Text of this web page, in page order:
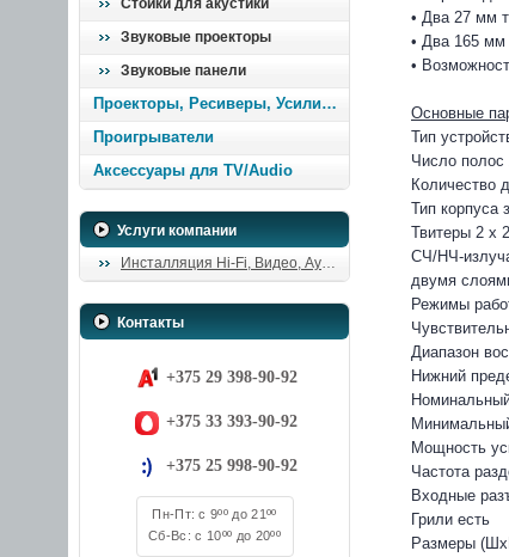
Стойки для акустики
Звуковые проекторы
Звуковые панели
Проекторы, Ресиверы, Усилители
Проигрыватели
Аксессуары для TV/Audio
Услуги компании
Инсталляция Hi-Fi, Видео, Аудио
Контакты
+375 29 398-90-92
+375 33 393-90-92
+375 25 998-90-92
Пн-Пт: с 9ºº до 21ºº
Сб-Вс: с 10ºº до 20ºº
• Два 27 мм
• Два 165
•
Основные
Тип
Число полос
Количество
Тип корпуса
Твитеры 2 х
СЧ/НЧ-
двумя
Режимы
Диапазон
Нижний
Мощность
Частота
Входные
Грили есть
Размеры